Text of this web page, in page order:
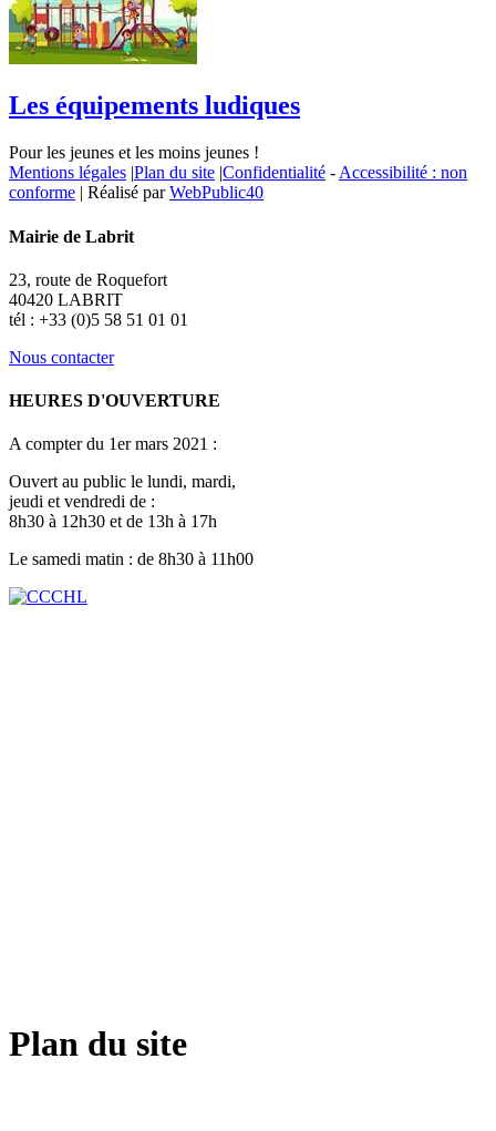
Les équipements ludiques
Pour les jeunes et les moins jeunes !
Mentions légales |Plan du site |Confidentialité - Accessibilité : non
conforme | Réalisé parWebPublic40
Mairie de Labrit
23, route de Roquefort
40420 LABRIT
tél : +33 (0)5 58 51 01 01
Nous contacter
HEURES D'OUVERTURE
A compter du 1er mars 2021 :
Ouvert au public le lundi, mardi,
jeudi et vendredi de :
8h30 à 12h30 et de 13h à 17h
Le samedi matin : de 8h30 à 11h00
Plan du site